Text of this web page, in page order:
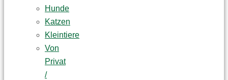
Hunde
Katzen
Kleintiere
Von
Privat
/